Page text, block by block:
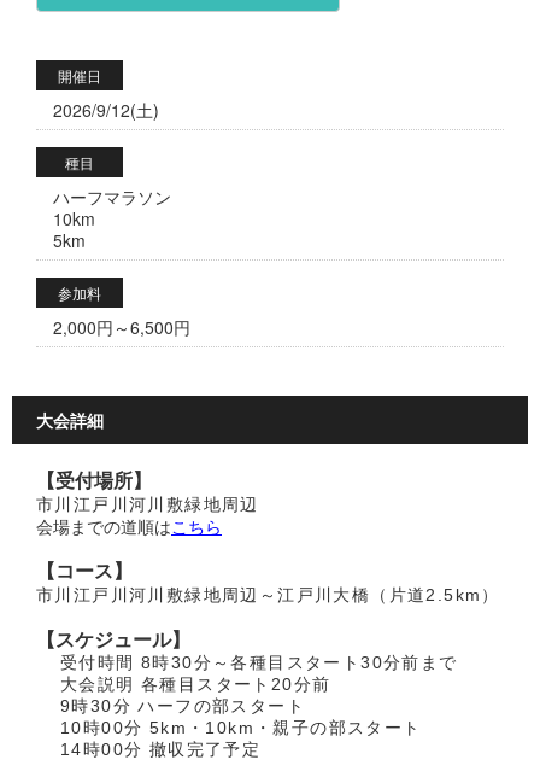
開催日
2026/9/12(土)
種目
ハーフマラソン
10km
5km
参加料
2,000円～6,500円
大会詳細
【受付場所】
市川江戸川河川敷緑地周辺
会場までの道順はこちら
【コース】
市川江戸川河川敷緑地周辺～江戸川大橋（片道2.5km）
【スケジュール】
受付時間 8時30分～各種目スタート30分前まで
大会説明 各種目スタート20分前
9時30分 ハーフの部スタート
10時00分 5km・10km・親子の部スタート
14時00分 撤収完了予定